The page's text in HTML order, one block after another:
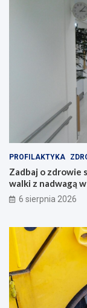
PROFILAKTYKA
Zadbaj o zdrowie
walki z nadwagą
6 sierpnia 2026